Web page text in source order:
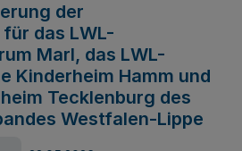
der
das LWL-
Marl, das LWL-
Kinderheim Hamm und
Tecklenburg des
Westfalen-Lippe